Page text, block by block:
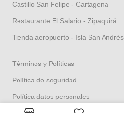
Castillo San Felipe - Cartagena
Restaurante El Salario - Zipaquirá
Tienda aeropuerto - Isla San Andrés
Términos y Políticas
Política de seguridad
Política datos personales